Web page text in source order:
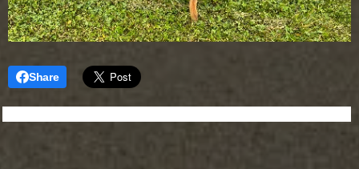
Share